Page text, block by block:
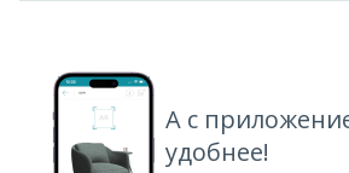
А с
удобнее!